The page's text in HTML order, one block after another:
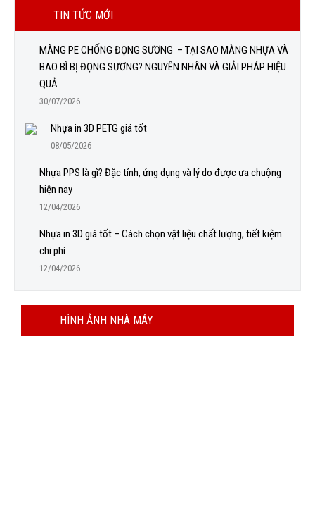
TIN TỨC MỚI
MÀNG PE CHỐNG ĐỌNG SƯƠNG – TẠI SAO MÀNG NHỰA VÀ
BAO BÌ BỊ ĐỌNG SƯƠNG? NGUYÊN NHÂN VÀ GIẢI PHÁP HIỆU
QUẢ
30/07/2026
Nhựa in 3D PETG giá tốt
08/05/2026
Nhựa PPS là gì? Đặc tính, ứng dụng và lý do được ưa chuộng
hiện nay
12/04/2026
Nhựa in 3D giá tốt – Cách chọn vật liệu chất lượng, tiết kiệm
chi phí
12/04/2026
HÌNH ẢNH NHÀ MÁY